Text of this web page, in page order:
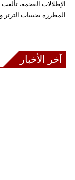
الإطلالات الفخمة،
المطرزة بحبيبات الترتر
آخر الأخبار